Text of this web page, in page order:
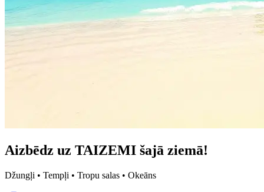
Aizbēdz uz TAIZEMI šajā ziemā!
Džungļi • Tempļi • Tropu salas • Okeāns